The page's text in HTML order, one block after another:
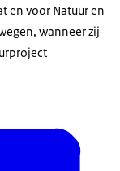
en voor Natuur en
wanneer zij